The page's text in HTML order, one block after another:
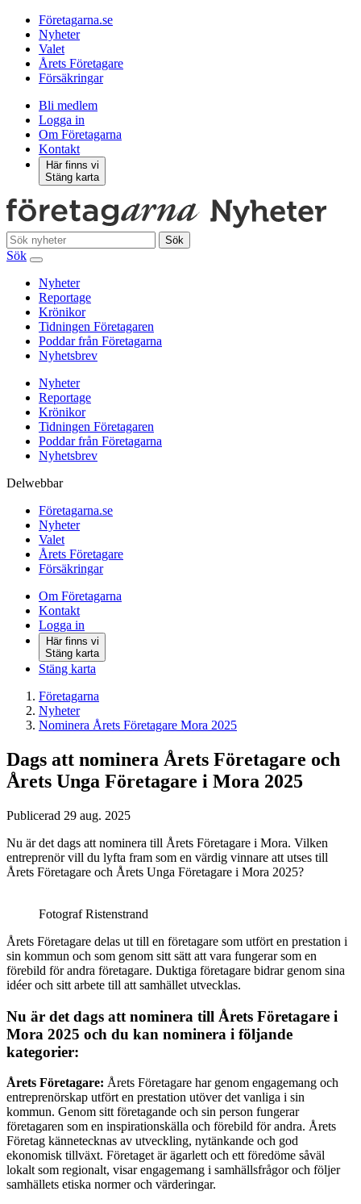
Företagarna.se
Nyheter
Valet
Årets Företagare
Försäkringar
Bli medlem
Logga in
Om Företagarna
Kontakt
Här finns vi
Stäng karta
Sök
Sök
Nyheter
Reportage
Krönikor
Tidningen Företagaren
Poddar från Företagarna
Nyhetsbrev
Nyheter
Reportage
Krönikor
Tidningen Företagaren
Poddar från Företagarna
Nyhetsbrev
Delwebbar
Företagarna.se
Nyheter
Valet
Årets Företagare
Försäkringar
Om Företagarna
Kontakt
Logga in
Här finns vi
Stäng karta
Stäng karta
Företagarna
Nyheter
Nominera Årets Företagare Mora 2025
Dags att nominera Årets Företagare och
Årets Unga Företagare i Mora 2025
Publicerad 29 aug. 2025
Nu är det dags att nominera till Årets Företagare i Mora. Vilken
entreprenör vill du lyfta fram som en värdig vinnare att utses till
Årets Företagare och Årets Unga Företagare i Mora 2025?
Fotograf Ristenstrand
Årets Företagare delas ut till en företagare som utfört en prestation i
sin kommun och som genom sitt sätt att vara fungerar som en
förebild för andra företagare. Duktiga företagare bidrar genom sina
idéer och sitt arbete till att samhället utvecklas.
Nu är det dags att nominera till Årets Företagare i
Mora 2025 och du kan nominera i följande
kategorier:
Årets Företagare: Årets Företagare har genom engagemang och
entreprenörskap utfört en prestation utöver det vanliga i sin
kommun. Genom sitt företagande och sin person fungerar
företagaren som en inspirationskälla och förebild för andra. Årets
Företag kännetecknas av utveckling, nytänkande och god
ekonomisk tillväxt. Företaget är ägarlett och ett föredöme såväl
lokalt som regionalt, visar engagemang i samhällsfrågor och följer
samhällets etiska normer och värderingar.